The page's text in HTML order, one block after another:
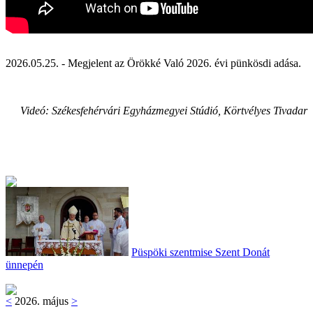
2026.05.25. - Megjelent az Örökké Való 2026. évi pünkösdi adása.
Videó: Székesfehérvári Egyházmegyei Stúdió, Körtvélyes Tivadar
Püspöki szentmise Szent Donát
ünnepén
< 2026. május >